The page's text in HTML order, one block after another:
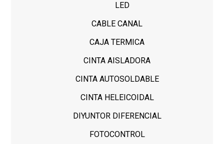
LED
CABLE CANAL
CAJA TERMICA
CINTA AISLADORA
CINTA AUTOSOLDABLE
CINTA HELEICOIDAL
DIYUNTOR DIFERENCIAL
FOTOCONTROL